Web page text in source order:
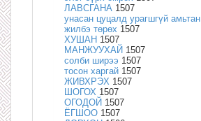
ЛАВСГАНА 1507
унасан цуцалд урагшгүй амьтан
жилбэ төрөх 1507
ХУШАН 1507
МАНЖУУХАЙ 1507
солби ширээ 1507
тосон харгай 1507
ЖИВХРЭХ 1507
ШОГОХ 1507
ОГОДОЙ 1507
ЁГШОО 1507